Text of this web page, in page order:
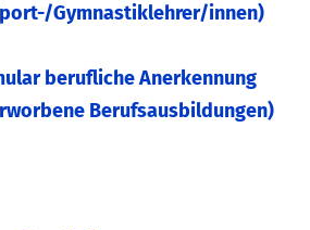
Gymnastiklehrer/innen)
berufliche Anerkennung
Berufsausbildungen)